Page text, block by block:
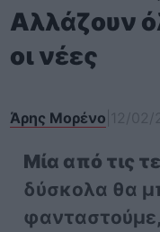
Αλλάζουν
οι νέες
Άρης Μορένο
Μία από τις
δύσκολα θα
φανταστούμε,